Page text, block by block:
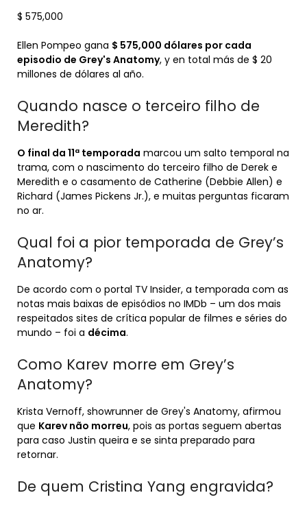
$ 575,000
Ellen Pompeo gana $ 575,000 dólares por cada
episodio de Grey's Anatomy, y en total más de $ 20
millones de dólares al año.
Quando nasce o terceiro filho de
Meredith?
O final da 11ª temporada marcou um salto temporal na
trama, com o nascimento do terceiro filho de Derek e
Meredith e o casamento de Catherine (Debbie Allen) e
Richard (James Pickens Jr.), e muitas perguntas ficaram
no ar.
Qual foi a pior temporada de Grey’s
Anatomy?
De acordo com o portal TV Insider, a temporada com as
notas mais baixas de episódios no IMDb – um dos mais
respeitados sites de crítica popular de filmes e séries do
mundo – foi a décima.
Como Karev morre em Grey’s
Anatomy?
Krista Vernoff, showrunner de Grey's Anatomy, afirmou
que Karev não morreu, pois as portas seguem abertas
para caso Justin queira e se sinta preparado para
retornar.
De quem Cristina Yang engravida?